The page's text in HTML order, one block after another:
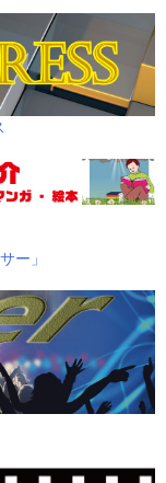
ー」